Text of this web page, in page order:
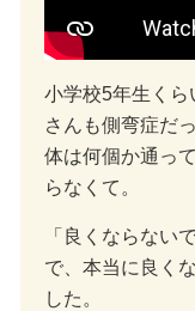
小学校5年生く
さんも側弯症だ
体は何個か通っ
らなくて。
「良くならない
で、本当に良く
した。